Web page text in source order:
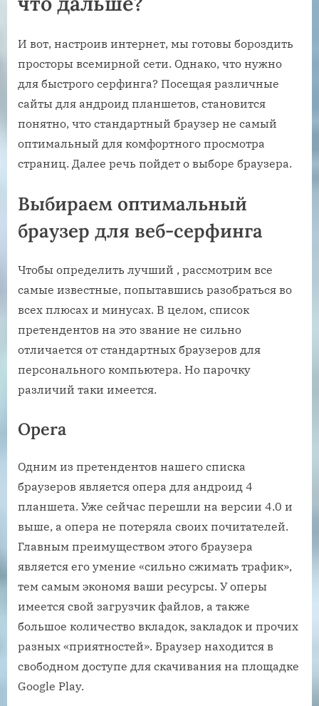
И вот, настроив интернет, мы готовы бороздить
просторы всемирной сети. Однако, что нужно
для быстрого серфинга? Посещая различные
сайты для андроид планшетов, становится
понятно, что стандартный браузер не самый
оптимальный для комфортного просмотра
страниц. Далее речь пойдет о выборе браузера.
Выбираем оптимальный
браузер для веб-серфинга
Чтобы определить лучший , рассмотрим все
самые известные, попытавшись разобраться во
всех плюсах и минусах. В целом, список
претендентов на это звание не сильно
отличается от стандартных браузеров для
персонального компьютера. Но парочку
различий таки имеется.
Opera
Одним из претендентов нашего списка
браузеров является опера для андроид 4
планшета. Уже сейчас перешли на версии 4.0 и
выше, а опера не потеряла своих почитателей.
Главным преимуществом этого браузера
является его умение «сильно сжимать трафик»,
тем самым экономя ваши ресурсы. У оперы
имеется свой загрузчик файлов, а также
большое количество вкладок, закладок и прочих
разных «приятностей». Браузер находится в
свободном доступе для скачивания на площадке
Google Play.